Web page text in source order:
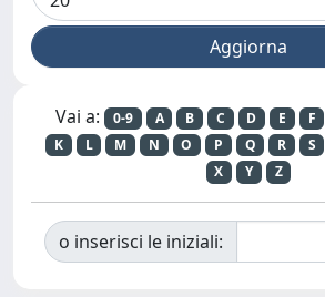
Vai a: 0-9 A B C D E F
K
L M N O P Q R S
X
Y Z
o inserisci le iniziali: